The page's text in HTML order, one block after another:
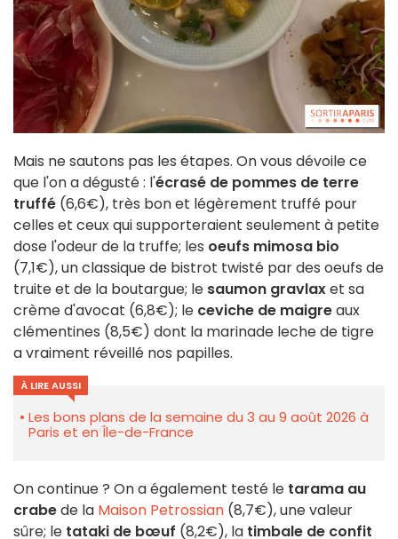
Mais ne sautons pas les étapes. On vous dévoile ce
que l'on a dégusté : l'écrasé de pommes de terre
truffé (6,6€), très bon et légèrement truffé pour
celles et ceux qui supporteraient seulement à petite
dose l'odeur de la truffe; les oeufs mimosa bio
(7,1€), un classique de bistrot twisté par des oeufs de
truite et de la boutargue; le saumon gravlaxet sa
crème d'avocat (6,8€); le ceviche de maigreaux
clémentines (8,5€) dont la marinade leche de tigre
a vraiment réveillé nos papilles.
À LIRE AUSSI
Les bons plans de la semaine du 3 au 9 août 2026 à
Paris et en Île-de-France
On continue ? On a également testé le tarama au
crabede la Maison Petrossian (8,7€), une valeur
sûre; le tataki de bœuf (8,2€), la timbale de confit